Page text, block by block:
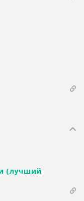
(лучший